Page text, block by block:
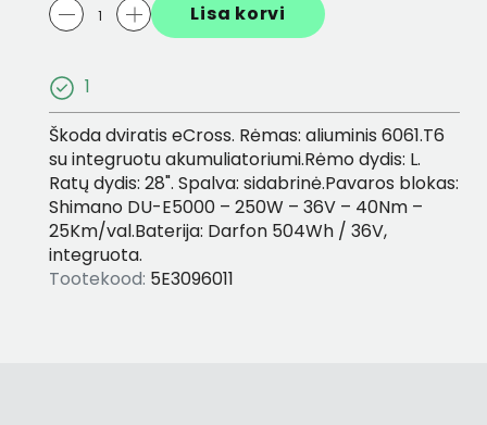
Lisa korvi
1
Škoda dviratis eCross. Rėmas: aliuminis 6061.T6
su integruotu akumuliatoriumi.Rėmo dydis: L.
Ratų dydis: 28". Spalva: sidabrinė.Pavaros blokas:
Shimano DU-E5000 – 250W – 36V – 40Nm –
25Km/val.Baterija: Darfon 504Wh / 36V,
integruota.
Tootekood: 5E3096011